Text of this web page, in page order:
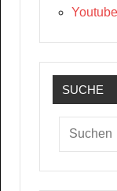
Youtube
SUCHE
Suchen
nach: